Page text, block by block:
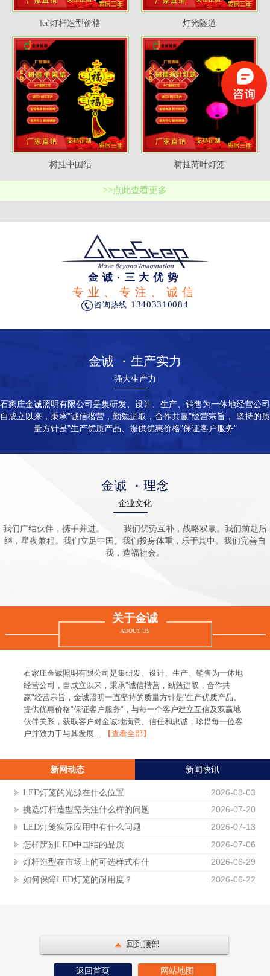
led灯杆造型价格 灯光隧道
树挂中国结 树挂荷叶灯笼
>>点此查看更多
金诚·三大优势
专业、专注、诚信
咨询热线 13403310084
金诚 · 生产实力
强大生产力
石家庄金诚照明有限公司是集研发、设计、生产、销售为一体地经营公司
自成立以来，秉承"诚信楷营，勤勉进取，合作共赢"经营宗旨， 坚持的质
量方针是"生产优质产品、提供优惠价格"保证客户服务"
金诚 · 理念
企业文化
我们广结伙伴，携手并进。 我们优势互补，战略双赢。我们前赴后
继，星夜兼程。我们立足中国。我们投身体重，乐于其中。我们完善自
我，造福社会。
关于金诚
ABOUT US
石家庄金诚照明有限公司是集研发、设计、生产、销售为一体地
经营公司，自成立以来，秉承"诚信楷营，勤勉进取，合作共
赢"经营宗旨，金诚照明一直坚持的质量方针是"生产优质产品、
提供优惠价格"保证客户服务"，与每一个客户建立互信及双赢地
伙伴关系，获取客户对金诚地满意、信任和忠诚，珍惜每一位客
户并致力于与其发展...
【查看全部】
新网动态 新闻快讯
2026-08-03
LED灯笼的光源在什么位置
2026-07-20
挑选灯杆造型需关注什么样的问题
2026-07-13
LED灯笼实际应用中有什么问题
2026-07-06
怎样辨别LED中国结的品质
2026-06-29
灯杆造型在市场上的可选样式有什
2026-06-22
如何保障LED灯笼的耐用度？
回到顶部
返回首页 网站地图